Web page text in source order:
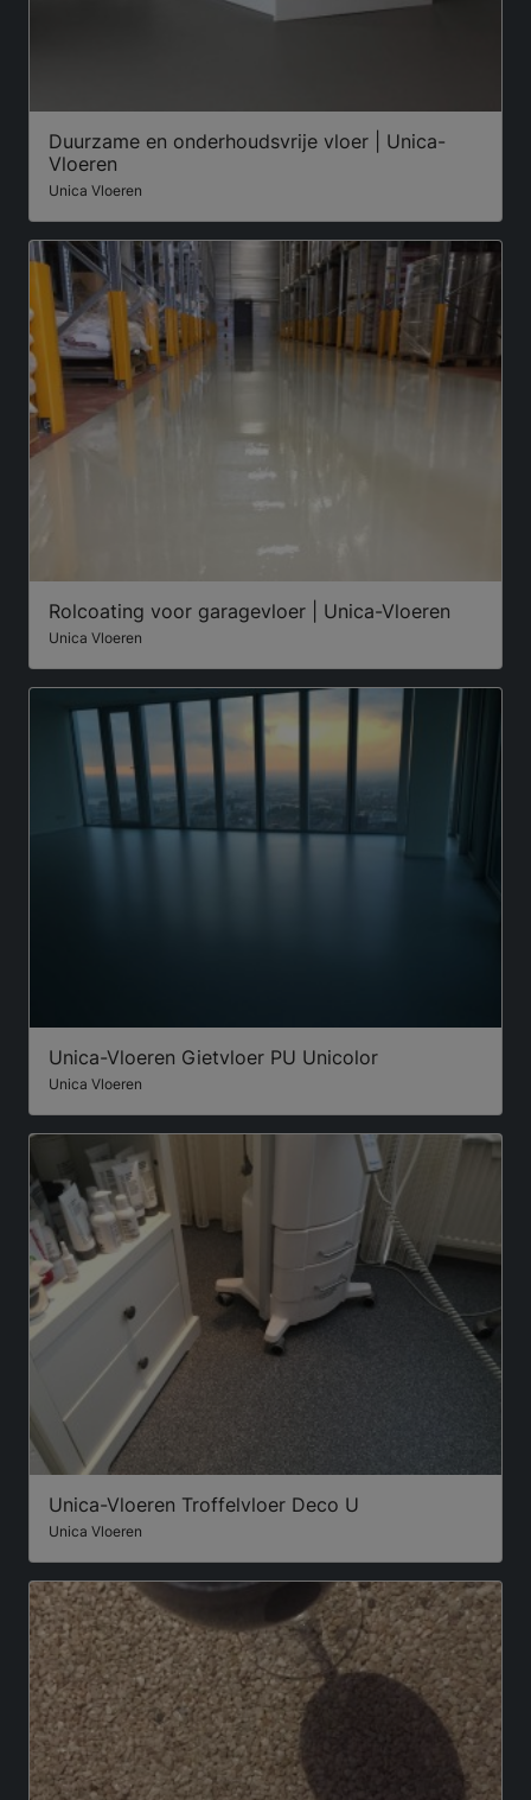
Duurzame en onderhoudsvrije vloer | Unica-
Vloeren
Unica Vloeren
Rolcoating voor garagevloer | Unica-Vloeren
Unica Vloeren
Unica-Vloeren Gietvloer PU Unicolor
Unica Vloeren
Unica-Vloeren Troffelvloer Deco U
Unica Vloeren